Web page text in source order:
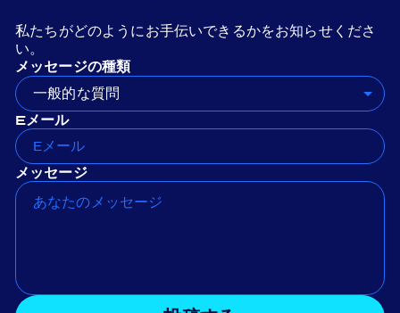
私たちがどのようにお手伝いできるかをお知らせくださ
い。
メッセージの種類
一般的な質問
Eメール
メッセージ